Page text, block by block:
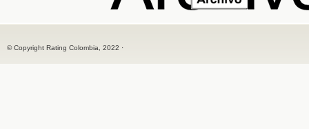
© Copyright Rating Colombia, 2022 ·